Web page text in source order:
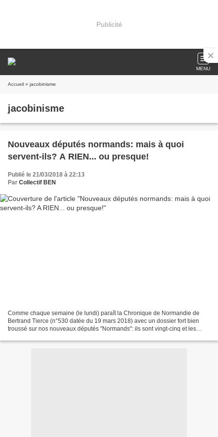
Publicité
MENU
Accueil » jacobinisme
jacobinisme
Nouveaux députés normands: mais à quoi
servent-ils? A RIEN... ou presque!
Publié le 21/03/2018 à 22:13
Par Collectif BEN
Comme chaque semaine (le lundi) paraît la Chronique de Normandie de
Bertrand Tierce (n°530 datée du 19 mars 2018) avec un dossier fort bien
troussé sur nos nouveaux députés "Normands": ils sont vingt-cinq et les